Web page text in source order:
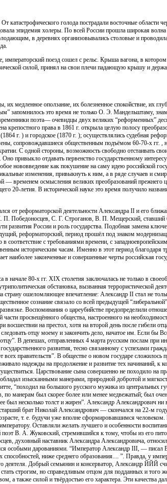
катастрофического голода пострадали восточные
эпидемия холеры. По всей России прошла широкая
в деревнях организовывались столовые и
императорский поезд сошел с рельс. Крыша вагона, в
силой, принял на свои плечи падающую крышу и
медленное оползание, их болезненное спокойствие, их
запомнилось это время не только О. Э. Мандельштаму,
поэта— очевидцы двух великих “реформенных”
крепостного права в 1861 г. открыла целую полосу
г. ) и городское (1870 г. ); осуществлялись судебная
сопровождавшиеся общественным подъёмом 60-70-х гг. ,
С одной стороны, возможность свободно отстаивать
привыкло отдавать первенство государственному
нововведение как покушение на саму идею российской
изменения, привыкнуть к ним, а в ряде случаев и
— временем осмысления великих преобразований прежнего
20-летия. В исторической науке это время получило
от реформаторской деятельности Александра II и его
Победоносцев, С. Г. Строганов, В. П. Мещерский,
России и роль государства. Подобная замена
реформаторский, период прошёл под знаком
соответствие с требованиями времени, с
историческим часам. Именно в этот период
наиболее законченные и совершенные черты российская
в начале 80-х гг. XIX столетия заключалась не только в
обстановка, вызванная террористической
страну ошеломляющее впечатление: Александр II стал не
сознание связало со всей предыдущей
Воспоминания о цареубийстве предопределили
просвещённого общества, настроенного на
на престол, хотя на второй день после гибели
отцу моему и закончить дело, начатое им. Если бы
В депешах, отправленных 4 марта русским послам при
развития, тесно связанному с успехами
правительств”. В обществе о новом государе сложилось
надежды на продолжение и развитие тех начинаний, к
Царствование сына совершенно не походило на
изысканными манерами, природной добротой и
“походил на большого русского мужика из центральных
манерам был скорее более или менее медвежатый; был
был несколько толст и жирен”. Александр Александрович ни
брат Николай Александрович — скончался на 22-м
т. е. будучи уже вполне сформировавшимся
Оставляли желать лучшего и особенности
поэт В. А. Жуковский, стремившийся к тому, чтобы из его
духовный наставник Александра Александровича,
особыми дарованиями. “Император Александр III, —
ниже среднего образования.... ”. Правда, у
деятеля. Добрый семьянин и консерватор, Александр ЙЙЙ
строгим, но справедливым отцом для подданных и того
а также силой и твёрдостью его характера. Эти качества